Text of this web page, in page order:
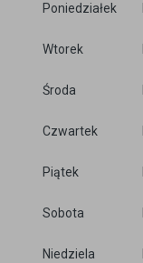
Poniedziałek
Wtorek
Środa
Czwartek
Piątek
Sobota
Niedziela